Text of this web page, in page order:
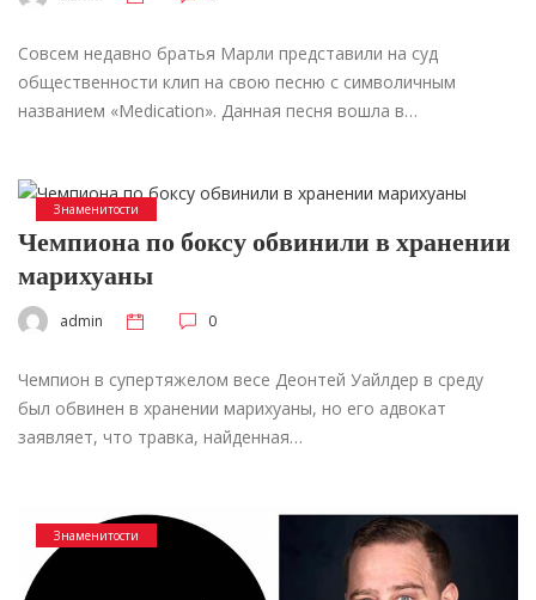
Совсем недавно братья Марли представили на суд
общественности клип на свою песню с символичным
названием «Medication». Данная песня вошла в…
Знаменитости
Чемпиона по боксу обвинили в хранении
марихуаны
admin 0
Чемпион в супертяжелом весе Деонтей Уайлдер в среду
был обвинен в хранении марихуаны, но его адвокат
заявляет, что травка, найденная…
Знаменитости